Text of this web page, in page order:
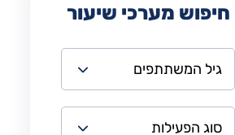
חיפוש מערכי שיעור